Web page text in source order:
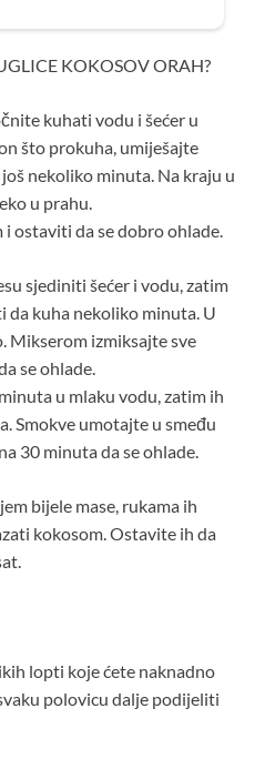
KOKOSOV ORAH?
kuhati vodu i šećer u
što prokuha, umiješajte
nekoliko minuta. Na kraju u
u prahu.
ostaviti da se dobro ohlade.
sjediniti šećer i vodu, zatim
da kuha nekoliko minuta. U
Mikserom izmiksajte sve
se ohlade.
u mlaku vodu, zatim ih
Smokve umotajte u smeđu
30 minuta da se ohlade.
bijele mase, rukama ih
kokosom. Ostavite ih da
lopti koje ćete naknadno
polovicu dalje podijeliti